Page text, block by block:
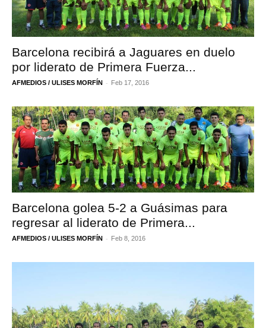
Barcelona recibirá a Jaguares en duelo
por liderato de Primera Fuerza...
AFMEDIOS / ULISES MORFÍN - Feb 17, 2016
Barcelona golea 5-2 a Guásimas para
regresar al liderato de Primera...
AFMEDIOS / ULISES MORFÍN - Feb 8, 2016